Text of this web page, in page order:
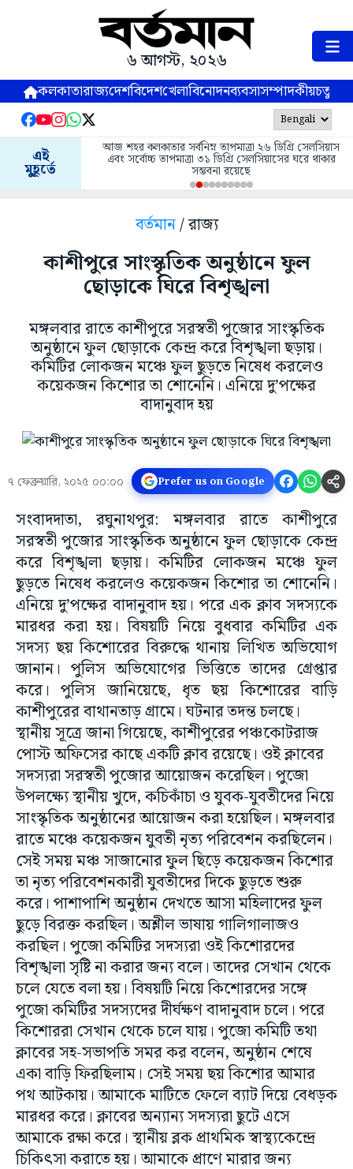
৬ আগস্ট, ২০২৬
কলকাতারাজ্যদেশবিদেশখেলাবিনোদনব্যবসাসম্পাদকীয়
এই
মুহূর্তে
আজ শহর কলকাতার সর্বনিম্ন তাপমাত্রা ২৬ ডিগ্রি সেলসিয়াস
এবং সর্বোচ্চ তাপমাত্রা ৩১ ডিগ্রি সেলসিয়াসের ঘরে থাকার
সম্ভবনা রয়েছে
বর্তমান/ রাজ্য
কাশীপুরে সাংস্কৃতিক অনুষ্ঠানে ফুল
ছোড়াকে ঘিরে বিশৃঙ্খলা
মঙ্গলবার রাতে কাশীপুরে সরস্বতী পুজোর সাংস্কৃতিক
অনুষ্ঠানে ফুল ছোড়াকে কেন্দ্র করে বিশৃঙ্খলা ছড়ায়।
কমিটির লোকজন মঞ্চে ফুল ছুড়তে নিষেধ করলেও
কয়েকজন কিশোর তা শোনেনি। এনিয়ে দু’পক্ষের
বাদানুবাদ হয়
৭ ফেব্রুয়ারি, ২০২৫ ০০:০০ Prefer us on Google
সংবাদদাতা, রঘুনাথপুর: মঙ্গলবার রাতে কাশীপুরে
সরস্বতী পুজোর সাংস্কৃতিক অনুষ্ঠানে ফুল ছোড়াকে কেন্দ্র
করে বিশৃঙ্খলা ছড়ায়। কমিটির লোকজন মঞ্চে ফুল
ছুড়তে নিষেধ করলেও কয়েকজন কিশোর তা শোনেনি।
এনিয়ে দু’পক্ষের বাদানুবাদ হয়। পরে এক ক্লাব সদস্যকে
মারধর করা হয়। বিষয়টি নিয়ে বুধবার কমিটির এক
সদস্য ছয় কিশোরের বিরুদ্ধে থানায় লিখিত অভিযোগ
জানান। পুলিস অভিযোগের ভিত্তিতে তাদের গ্রেপ্তার
করে। পুলিস জানিয়েছে, ধৃত ছয় কিশোরের বাড়ি
কাশীপুরের বাথানতাড় গ্রামে। ঘটনার তদন্ত চলছে।
স্থানীয় সূত্রে জানা গিয়েছে, কাশীপুরের পঞ্চকোটরাজ
পোস্ট অফিসের কাছে একটি ক্লাব রয়েছে। ওই ক্লাবের
সদস্যরা সরস্বতী পুজোর আয়োজন করেছিল। পুজো
উপলক্ষ্যে স্থানীয় খুদে, কচিকাঁচা ও যুবক-যুবতীদের নিয়ে
সাংস্কৃতিক অনুষ্ঠানের আয়োজন করা হয়েছিল। মঙ্গলবার
রাতে মঞ্চে কয়েকজন যুবতী নৃত্য পরিবেশন করছিলেন।
সেই সময় মঞ্চ সাজানোর ফুল ছিড়ে কয়েকজন কিশোর
তা নৃত্য পরিবেশনকারী যুবতীদের দিকে ছুড়তে শুরু
করে। পাশাপাশি অনুষ্ঠান দেখতে আসা মহিলাদের ফুল
ছুড়ে বিরক্ত করছিল। অশ্লীল ভাষায় গালিগালাজও
করছিল। পুজো কমিটির সদস্যরা ওই কিশোরদের
বিশৃঙ্খলা সৃষ্টি না করার জন্য বলে। তাদের সেখান থেকে
চলে যেতে বলা হয়। বিষয়টি নিয়ে কিশোরদের সঙ্গে
পুজো কমিটির সদস্যদের দীর্ঘক্ষণ বাদানুবাদ চলে। পরে
কিশোররা সেখান থেকে চলে যায়। পুজো কমিটি তথা
ক্লাবের সহ-সভাপতি সমর কর বলেন, অনুষ্ঠান শেষে
একা বাড়ি ফিরছিলাম। সেই সময় ছয় কিশোর আমার
পথ আটকায়। আমাকে মাটিতে ফেলে ব্যাট দিয়ে বেধড়ক
মারধর করে। ক্লাবের অন্যান্য সদস্যরা ছুটে এসে
আমাকে রক্ষা করে। স্থানীয় ব্লক প্রাথমিক স্বাস্থ্যকেন্দ্রে
চিকিৎসা করাতে হয়। আমাকে প্রাণে মারার জন্য